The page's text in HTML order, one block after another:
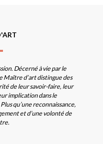
Décerné à vie par le
Maître d’art distingue des
de leur savoir-faire, leur
implication dans le
qu’une reconnaissance,
et d’une volonté de